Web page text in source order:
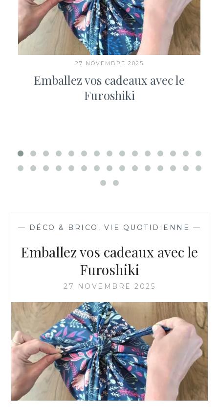
27 NOVEMBRE 2025
Emballez vos cadeaux avec le
Furoshiki
— DÉCO & BRICO , VIE QUOTIDIENNE —
Emballez vos cadeaux avec le
Furoshiki
27 NOVEMBRE 2025